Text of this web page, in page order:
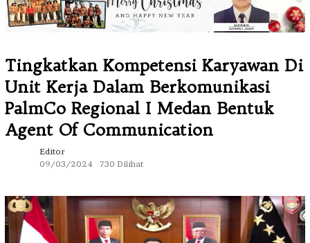
Tingkatkan Kompetensi Karyawan Di
Unit Kerja Dalam Berkomunikasi
PalmCo Regional I Medan Bentuk
Agent Of Communication
Editor
09/03/2024
730 Dilihat